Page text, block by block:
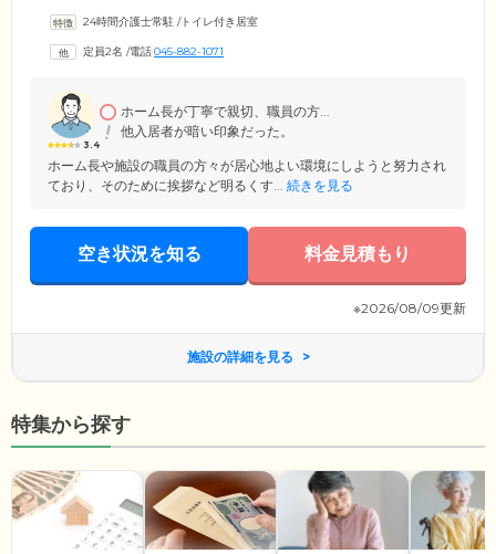
す。みなさまの生活の拠点となるお部屋は、全室個室をご用意。お食事
属のキッチンスタッフが腕を振るったお料理を、どうぞお楽しみくださ
24時間介護士常駐 /トイレ付き居室
定員2名 /電話045-882-1071
3.4
ホーム長が丁寧で親切、職員の方...
他入居者が暗い印象だった。
ホーム長や施設の職員の方々が居心地よい環境にしようと努力され
ており、そのために挨拶など明るくす... 続きを見る
空き状況を知る 料金見積もり
※2026/08/09更新
施設の詳細を見る
特集から探す